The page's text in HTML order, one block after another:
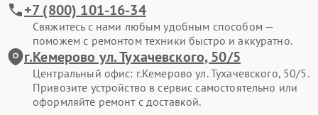
+7 (800) 101-16-34
Свяжитесь с нами любым удобным способом —
поможем с ремонтом техники быстро и аккуратно.
г.Кемерово ул. Тухачевского, 50/5
Центральный офис: г.Кемерово ул. Тухачевского, 50/5.
Привозите устройство в сервис самостоятельно или
оформляйте ремонт с доставкой.